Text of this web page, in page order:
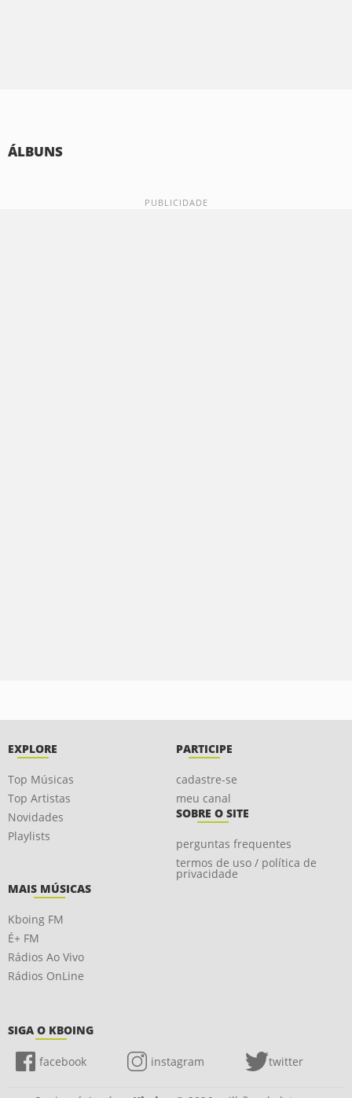
ÁLBUNS
EXPLORE
Top Músicas
Top Artistas
Novidades
Playlists
PARTICIPE
cadastre-se
meu canal
SOBRE O SITE
perguntas frequentes
termos de uso / política de
privacidade
MAIS MÚSICAS
Kboing FM
É+ FM
Rádios Ao Vivo
Rádios OnLine
SIGA O KBOING
facebook instagram twitter